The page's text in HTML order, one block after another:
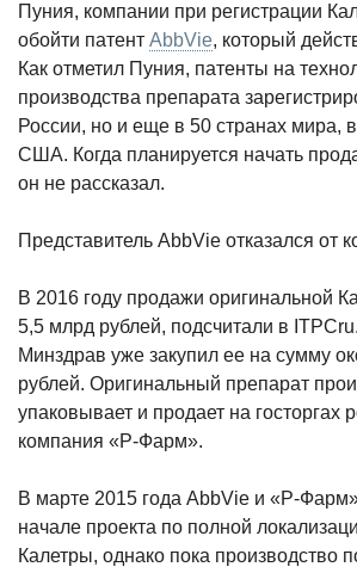
Пуния, компании при регистрации
обойти патент AbbVie, который
Как отметил Пуния, патенты на
производства препарата
России, но и еще в 50 странах мира,
США. Когда планируется начать
он не рассказал.
Представитель AbbVie отказался от
В 2016 году продажи оригинальной
5,5 млрд рублей, подсчитали в
Минздрав уже закупил ее на сумму
рублей. Оригинальный препарат
упаковывает и продает на госторгах
компания «Р-Фарм».
В марте 2015 года AbbVie и «Р-
начале проекта по полной
Калетры, однако пока производство